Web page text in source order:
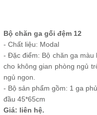
Bộ chăn ga gối đệm 12
- Chất liệu: Modal
- Đặc điểm: Bộ chăn ga màu
cho không gian phòng ngủ
ngủ ngon.
- Bộ sản phẩm gồm: 1 ga
đầu 45*65cm
Giá: liên hệ.